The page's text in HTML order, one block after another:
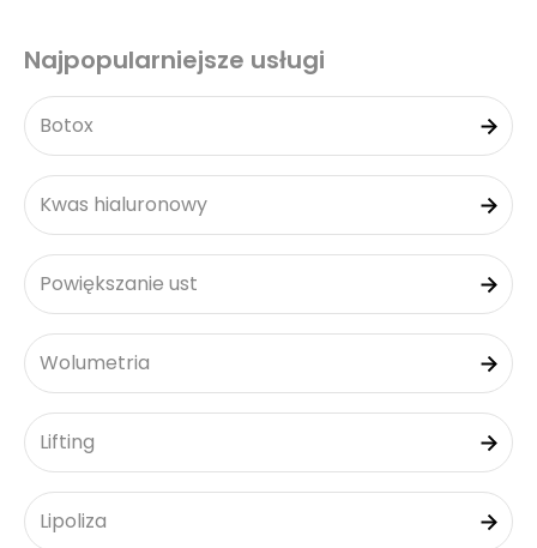
Najpopularniejsze usługi
Botox
Kwas hialuronowy
Powiększanie ust
Wolumetria
Lifting
Lipoliza